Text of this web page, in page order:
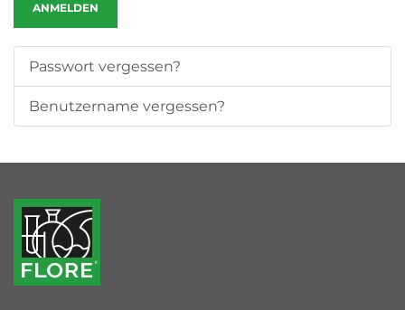
ANMELDEN
Passwort vergessen?
Benutzername vergessen?